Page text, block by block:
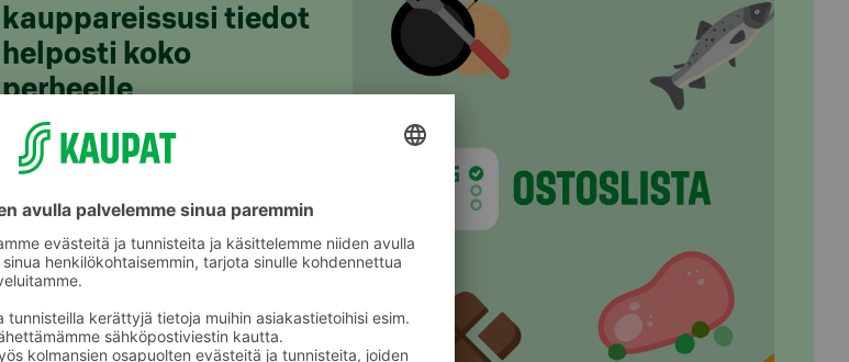
kauppareissusi tiedot
helposti koko
perheelle
S-ostoslista-sovelluksesta löydät nyt
kaikki S-ryhmän myymälät, niiden
rakentaa ostoslistan kätevästi
sovelluksessa ja jakaa sen
perheenjäsenille täydennettäväksi.
S-kaupat-ruokaverkkokaupassa voit
tehdä ostoslistasitäällä ja tilata ruoat